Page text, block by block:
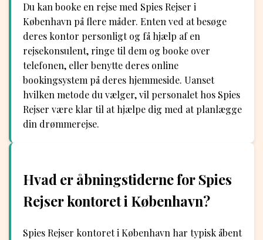
Du kan booke en rejse med Spies Rejser i
København på flere måder. Enten ved at besøge
deres kontor personligt og få hjælp af en
rejsekonsulent, ringe til dem og booke over
telefonen, eller benytte deres online
bookingsystem på deres hjemmeside. Uanset
hvilken metode du vælger, vil personalet hos Spies
Rejser være klar til at hjælpe dig med at planlægge
din drømmerejse.
Hvad er åbningstiderne for Spies
Rejser kontoret i København?
Spies Rejser kontoret i København har typisk åbent